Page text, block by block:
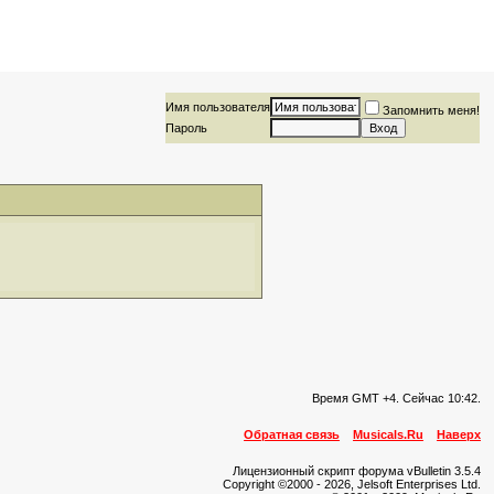
Имя пользователя
Запомнить меня!
Пароль
Время GMT +4. Сейчас 10:42
Обратная связь Musicals.Ru Наверх
Лицензионный скрипт форума vBulletin 3.5.4
Copyright ©2000 - 2026, Jelsoft Enterprises Ltd.